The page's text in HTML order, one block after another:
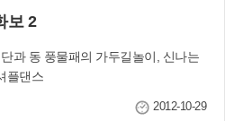
관심과 협조를 당부했다. 한편 우리
보 2
플댄스
2012-10-29